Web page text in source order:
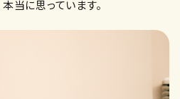
当に思っています。